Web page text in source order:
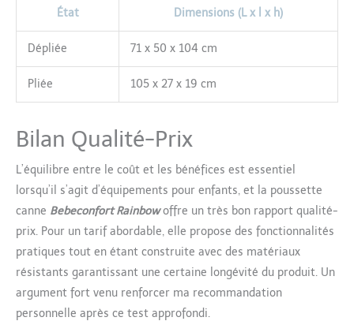
État Dimensions (L x l x h)
Dépliée 71 x 50 x 104 cm
Pliée 105 x 27 x 19 cm
Bilan Qualité-Prix
L’équilibre entre le coût et les bénéfices est essentiel
lorsqu’il s’agit d’équipements pour enfants, et la poussette
canne Bebeconfort Rainbowoffre un très bon rapport qualité-
prix. Pour un tarif abordable, elle propose des fonctionnalités
pratiques tout en étant construite avec des matériaux
résistants garantissant une certaine longévité du produit. Un
argument fort venu renforcer ma recommandation
personnelle après ce test approfondi.